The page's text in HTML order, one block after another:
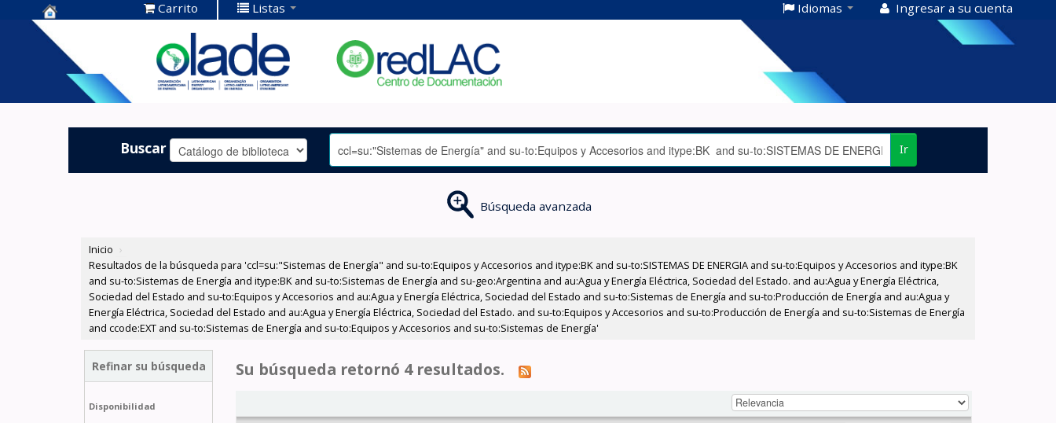
Centro de
Documentación
OLADE -
Carrito Listas Idiomas Ingresar a su cuenta
Buscar Ir
Búsqueda avanzada
Inicio ›
Resultados de la búsqueda para 'ccl=su:"Sistemas de Energía" and su-to:Equipos y Accesorios and itype:BK and su-to:SISTEMAS DE ENERGIA and su-to:Equipos y Accesorios and itype:BK
and su-to:Sistemas de Energía and itype:BK and su-to:Sistemas de Energía and su-geo:Argentina and au:Agua y Energía Eléctrica, Sociedad del Estado. and au:Agua y Energía Eléctrica,
Sociedad del Estado and su-to:Equipos y Accesorios and au:Agua y Energía Eléctrica, Sociedad del Estado and su-to:Sistemas de Energía and su-to:Producción de Energía and au:Agua y
Energía Eléctrica, Sociedad del Estado and au:Agua y Energía Eléctrica, Sociedad del Estado. and su-to:Equipos y Accesorios and su-to:Producción de Energía and su-to:Sistemas de Energía
and ccode:EXT and su-to:Sistemas de Energía and su-to:Equipos y Accesorios and su-to:Sistemas de Energía'
Refinar su búsqueda
Disponibilidad
Su búsqueda retornó 4 resultados.